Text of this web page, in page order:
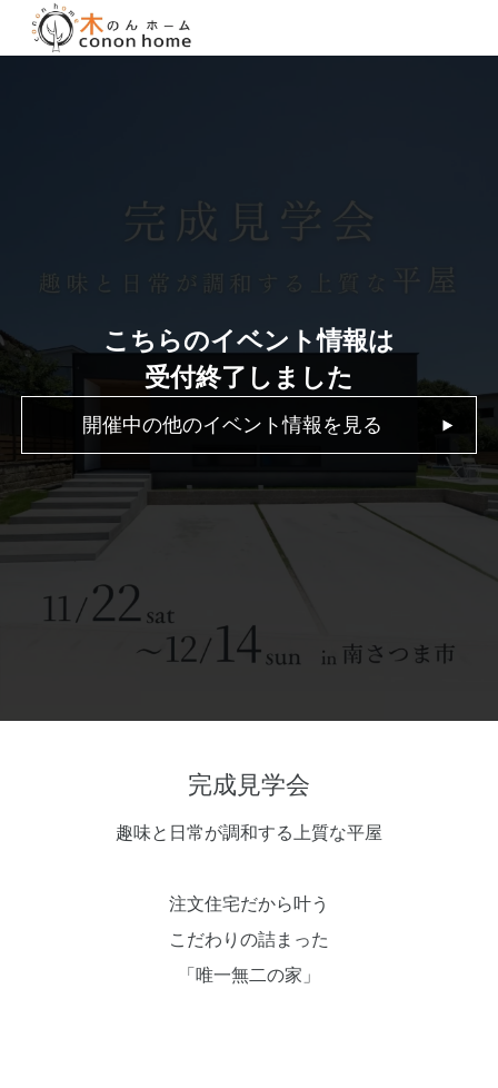
こちらのイベント情報は
受付終了しました
開催中の他のイベント情報を見る
完成見学会
趣味と日常が調和する上質な平屋
注文住宅だから叶う
こだわりの詰まった
「唯一無二の家」